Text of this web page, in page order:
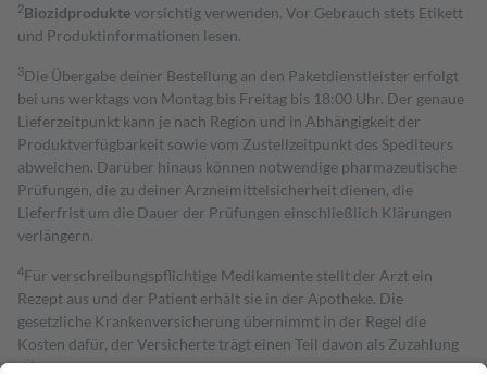
2Biozidproduktevorsichtig verwenden. Vor Gebrauch stets Etikett
und Produktinformationen lesen.
3Die Übergabe deiner Bestellung an den Paketdienstleister erfolgt
bei uns werktags von Montag bis Freitag bis 18:00 Uhr. Der genaue
Lieferzeitpunkt kann je nach Region und in Abhängigkeit der
Produktverfügbarkeit sowie vom Zustellzeitpunkt des Spediteurs
abweichen. Darüber hinaus können notwendige pharmazeutische
Prüfungen, die zu deiner Arzneimittelsicherheit dienen, die
Lieferfrist um die Dauer der Prüfungen einschließlich Klärungen
verlängern.
4Für verschreibungspflichtige Medikamente stellt der Arzt ein
Rezept aus und der Patient erhält sie in der Apotheke. Die
gesetzliche Krankenversicherung übernimmt in der Regel die
Kosten dafür, der Versicherte trägt einen Teil davon als Zuzahlung
mit.